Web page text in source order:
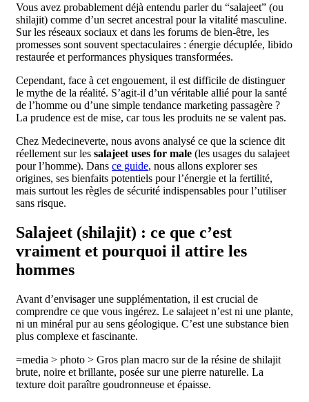
Vous avez probablement déjà entendu parler du “salajeet” (ou
shilajit) comme d’un secret ancestral pour la vitalité masculine.
Sur les réseaux sociaux et dans les forums de bien-être, les
promesses sont souvent spectaculaires : énergie décuplée, libido
restaurée et performances physiques transformées.
Cependant, face à cet engouement, il est difficile de distinguer
le mythe de la réalité. S’agit-il d’un véritable allié pour la santé
de l’homme ou d’une simple tendance marketing passagère ?
La prudence est de mise, car tous les produits ne se valent pas.
Chez Medecineverte, nous avons analysé ce que la science dit
réellement sur les salajeet uses for male (les usages du salajeet
pour l’homme). Dans ce guide, nous allons explorer ses
origines, ses bienfaits potentiels pour l’énergie et la fertilité,
mais surtout les règles de sécurité indispensables pour l’utiliser
sans risque.
Salajeet (shilajit) : ce que c’est
vraiment et pourquoi il attire les
hommes
Avant d’envisager une supplémentation, il est crucial de
comprendre ce que vous ingérez. Le salajeet n’est ni une plante,
ni un minéral pur au sens géologique. C’est une substance bien
plus complexe et fascinante.
=media > photo > Gros plan macro sur de la résine de shilajit
brute, noire et brillante, posée sur une pierre naturelle. La
texture doit paraître goudronneuse et épaisse.